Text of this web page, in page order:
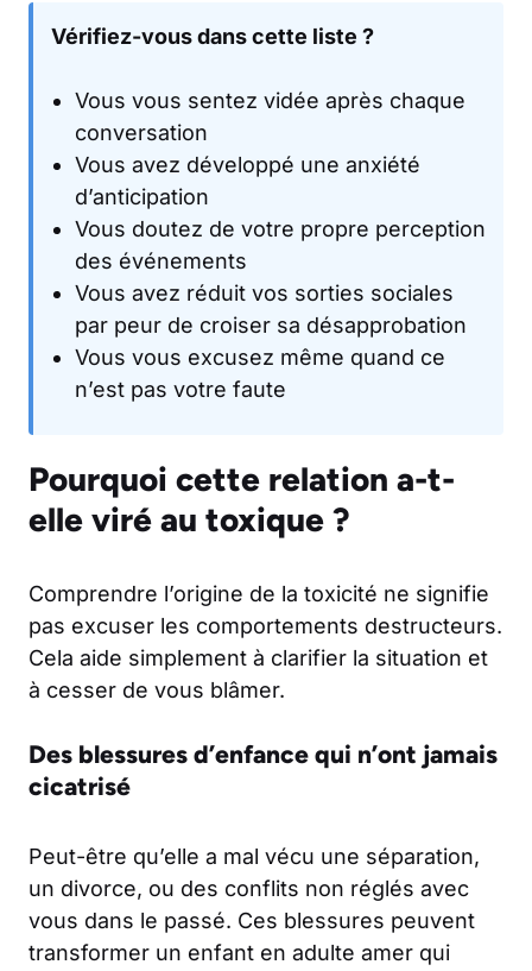
Vérifiez-vous dans cette liste ?
Vous vous sentez vidée après chaque
conversation
Vous avez développé une anxiété
d’anticipation
Vous doutez de votre propre perception
des événements
Vous avez réduit vos sorties sociales
par peur de croiser sa désapprobation
Vous vous excusez même quand ce
n’est pas votre faute
Pourquoi cette relation a-t-
elle viré au toxique ?
Comprendre l’origine de la toxicité ne signifie
pas excuser les comportements destructeurs.
Cela aide simplement à clarifier la situation et
à cesser de vous blâmer.
Des blessures d’enfance qui n’ont jamais
cicatrisé
Peut-être qu’elle a mal vécu une séparation,
un divorce, ou des conflits non réglés avec
vous dans le passé. Ces blessures peuvent
transformer un enfant en adulte amer qui